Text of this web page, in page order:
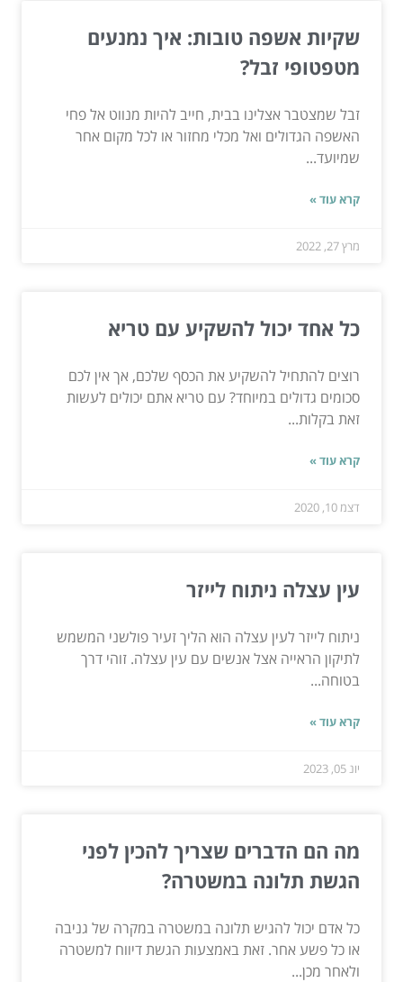
שקיות אשפה טובות: איך נמנעים
מטפטופי זבל?
זבל שמצטבר אצלינו בבית, חייב להיות מנווט אל פחי
האשפה הגדולים ואל מכלי מחזור או לכל מקום אחר
שמיועד...
קרא עוד »
מרץ 27, 2022
כל אחד יכול להשקיע עם טריא
רוצים להתחיל להשקיע את הכסף שלכם, אך אין לכם
סכומים גדולים במיוחד? עם טריא אתם יכולים לעשות
זאת בקלות...
קרא עוד »
דצמ 10, 2020
עין עצלה ניתוח לייזר
ניתוח לייזר לעין עצלה הוא הליך זעיר פולשני המשמש
לתיקון הראייה אצל אנשים עם עין עצלה. זוהי דרך
בטוחה...
קרא עוד »
יונ 05, 2023
מה הם הדברים שצריך להכין לפני
הגשת תלונה במשטרה?
כל אדם יכול להגיש תלונה במשטרה במקרה של גניבה
או כל פשע אחר. זאת באמצעות הגשת דיווח למשטרה
ולאחר מכן...